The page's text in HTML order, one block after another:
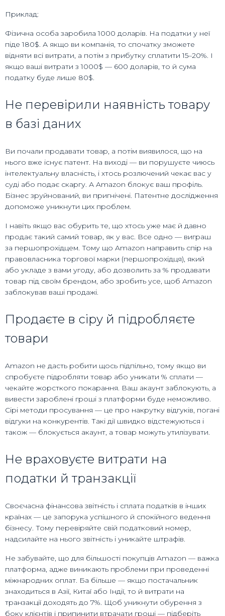
Приклад:
Фізична особа заробила 1000 доларів. На податки у неї
піде 180$. А якщо ви компанія, то спочатку зможете
відняти всі витрати, а потім з прибутку сплатити 15–20%. І
якщо ваші витрати з 1000$ — 600 доларів, то й сума
податку буде лише 80$.
Не перевірили наявність товару
в базі даних
Ви почали продавати товар, а потім виявилося, що на
нього вже існує патент. На виході — ви порушуєте чиюсь
інтелектуальну власність, і хтось розлючений чекає вас у
суді або подає скаргу. А Amazon блокує ваш профіль.
Бізнес зруйнований, ви пригнічені. Патентне дослідження
допоможе уникнути цих проблем.
І навіть якщо вас обурить те, що хтось уже має й давно
продає такий самий товар, як у вас. Все одно — виграш
за першопрохідцем. Тому що Amazon направить спір на
правовласника торгової марки (першопрохідця), який
або укладе з вами угоду, або дозволить за % продавати
товар під своїм брендом, або зробить усе, щоб Amazon
заблокував ваші продажі.
Продаєте в сіру й підробляєте
товари
Amazon не дасть робити щось підпільно, тому якщо ви
спробуєте підробляти товар або уникати % сплати —
чекайте жорсткого покарання. Ваш акаунт заблокують, а
вивести зароблені гроші з платформи буде неможливо.
Сірі методи просування — це про накрутку відгуків, погані
відгуки на конкурентів. Такі дії швидко відстежуються і
також — блокується акаунт, а товар можуть утилізувати.
Не враховуєте витрати на
податки й транзакції
Своєчасна фінансова звітність і сплата податків в інших
країнах — це запорука успішного й спокійного ведення
бізнесу. Тому перевіряйте свій податковий номер,
надсилайте на нього звітність і уникайте штрафів.
Не забувайте, що для більшості покупців Amazon — важка
платформа, адже виникають проблеми при проведенні
міжнародних оплат. Ба більше — якщо постачальник
знаходиться в Азії, Китаї або Індії, то й витрати на
транзакції доходять до 7%. Щоб уникнути обурення з
боку клієнтів і припинити втрачати гроші — підберіть